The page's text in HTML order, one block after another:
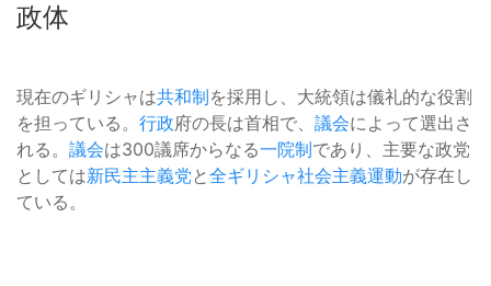
政体
現在のギリシャは共和制を採用し、大統領は儀礼的な役割
を担っている。 行政府の長は首相で、 議会によって選出さ
れる。 議会は300議席からなる一院制であり、主要な政党
としては新民主主義党 と全ギリシャ社会主義運動が存在し
ている。